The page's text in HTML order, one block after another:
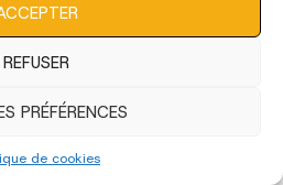
REFUSER
PRÉFÉRENCES
de cookies
- Ecoles de Musique
2023